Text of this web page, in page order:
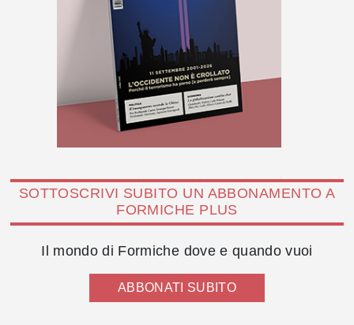
SOTTOSCRIVI SUBITO UN ABBONAMENTO A
FORMICHE PLUS
Il mondo di Formiche dove e quando vuoi
ABBONATI SUBITO